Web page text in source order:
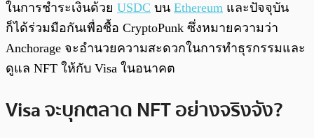
ในการชำระเงินด้วย USDC บน Ethereum และปัจจุบัน
ก็ได้ร่วมมือกันเพื่อซื้อ CryptoPunk ซึ่งหมายความว่า
Anchorage จะอำนวยความสะดวกในการทำธุรกรรมและ
ดูแล NFT ให้กับ Visa ในอนาคต
Visa จะบุกตลาด NFT อย่างจริงจัง?